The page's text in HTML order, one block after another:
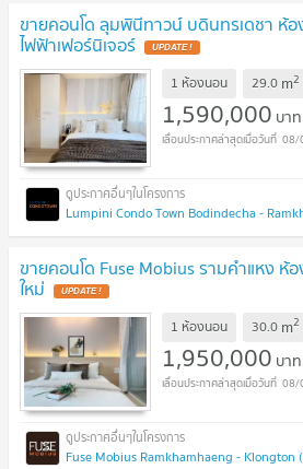
ขายคอนโด ลุมพินีทาวน์ บดินทรเดชา ห้อ
ไฟฟ้าเฟอร์นิเจอร์ UPDATE !
1 ห้องนอน 29.0 m2
1,590,000 บาท
08/
ขายคอนโด Fuse Mobius รามคำแหง ห้
ใหม่ UPDATE !
1 ห้องนอน 30.0 m2
1,950,000 บาท
08/